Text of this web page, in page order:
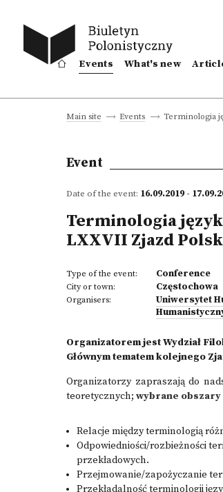
Events What's new
Main site Events Terminologia
Event
Date of the event: 16.09.2019 -
Terminologia
LXXVII Zjazd
Type of the event: Conference
City or town: Częstochowa
Organisers: Uniwersytet
Organizatorem jest Wydział
Głównym tematem kolejnego
Organizatorzy zapraszają do
teoretycznych; wybrane obszary
Relacje między terminologią
Odpowiedniości/rozbieżności
przekładowych.
Przejmowanie/zapożyczanie
Przekładalność terminologii